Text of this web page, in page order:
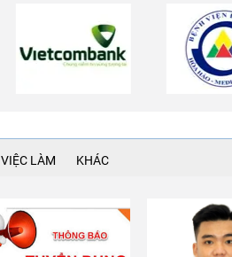
VIỆC LÀM KHÁC